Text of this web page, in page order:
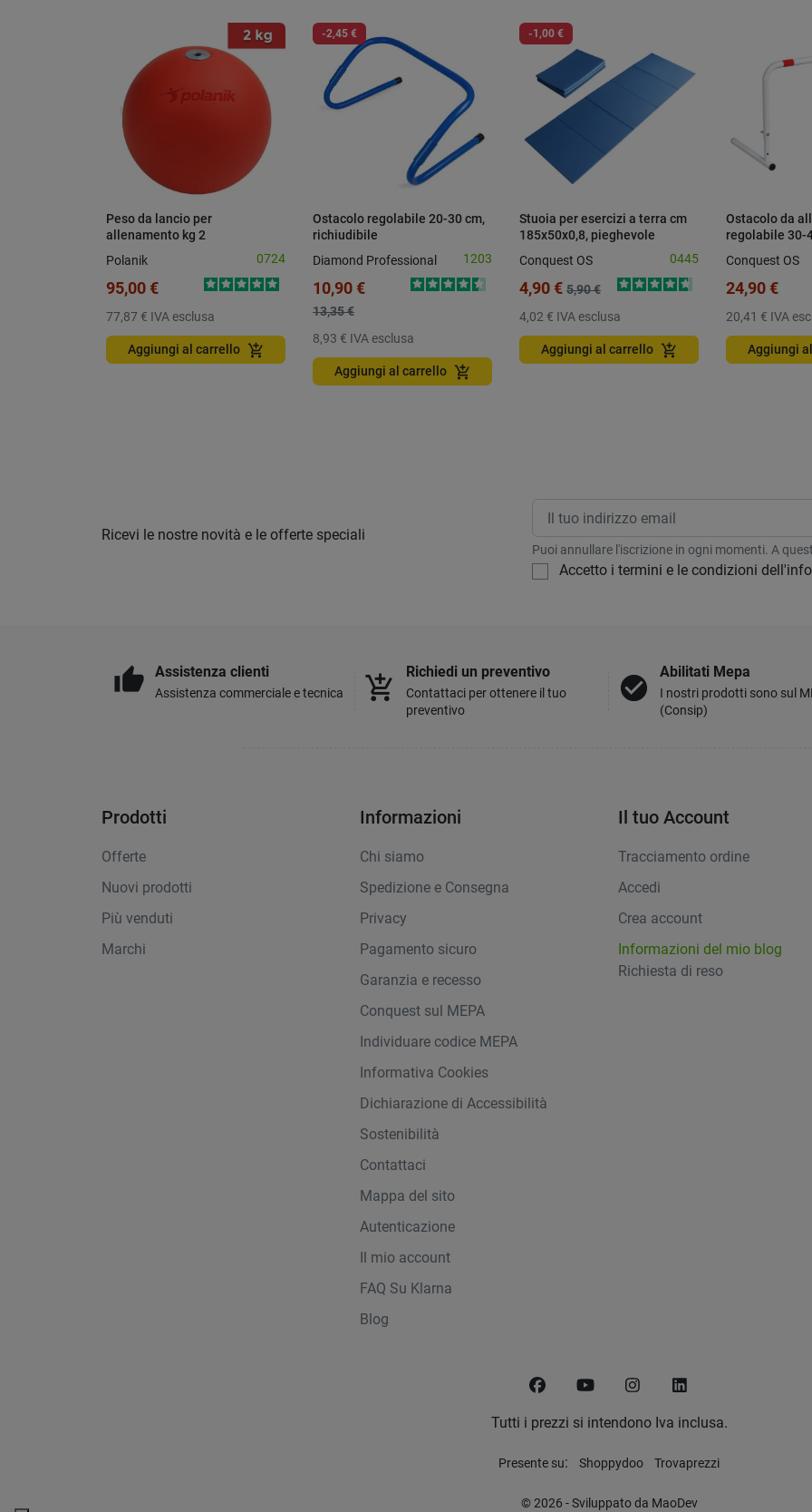
Peso da lancio per
allenamento kg 2
Polanik 0724
95,00 €
77,87 € IVA esclusa
Aggiungi al carrello add_shopping_cart
-2,45 €
Ostacolo regolabile 20-30 cm,
richiudibile
Diamond Professional 1203
10,90 €
13,35 €
8,93 € IVA esclusa
Aggiungi al carrello add_shopping_cart
-1,00 €
Stuoia per esercizi a terra cm
185x50x0,8, pieghevole
Conquest OS 0445
4,90 € 5,90 €
4,02 € IVA esclusa
Aggiungi al carrello add_shopping_cart
Ostacolo da
regolabile 30-
Conquest OS
24,90 €
20,41 € IVA
Aggiungi
Ricevi le nostre novità e le offerte speciali
Puoi annullare l'iscrizione in ogni momenti. A
Accetto i termini e le condizioni
thumb_up Assistenza clienti
Assistenza commerciale e tecnica add_shopping_cart
Richiedi un preventivo
Contattaci per ottenere il tuo
preventivo
check_circle
Abilitati Mepa
I nostri prodotti sono sul
(Consip)
Prodotti
Offerte
Nuovi prodotti
Più venduti
Marchi
Informazioni
Chi siamo
Spedizione e Consegna
Privacy
Pagamento sicuro
Garanzia e recesso
Conquest sul MEPA
Individuare codice MEPA
Informativa Cookies
Dichiarazione di Accessibilità
Sostenibilità
Contattaci
Mappa del sito
Autenticazione
Il mio account
FAQ Su Klarna
Blog
Il tuo Account
Tracciamento ordine
Accedi
Crea account
Informazioni del mio blog
Richiesta di reso
Tutti i prezzi si intendono Iva inclusa.
Presente su: Shoppydoo Trovaprezzi
© 2026 - Sviluppato da MaoDev